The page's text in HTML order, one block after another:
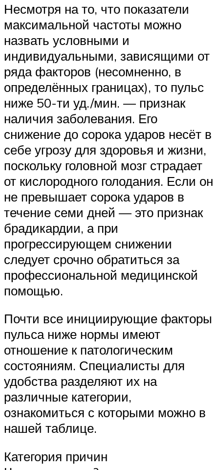
Несмотря на то, что показатели
максимальной частоты можно
назвать условными и
индивидуальными, зависящими от
ряда факторов (несомненно, в
определённых границах), то пульс
ниже 50-ти уд./мин. — признак
наличия заболевания. Его
снижение до сорока ударов несёт в
себе угрозу для здоровья и жизни,
поскольку головной мозг страдает
от кислородного голодания. Если он
не превышает сорока ударов в
течение семи дней — это признак
брадикардии, а при
прогрессирующем снижении
следует срочно обратиться за
профессиональной медицинской
помощью.
Почти все инициирующие факторы
пульса ниже нормы имеют
отношение к патологическим
состояниям. Специалисты для
удобства разделяют их на
различные категории,
ознакомиться с которыми можно в
нашей таблице.
Категория причин